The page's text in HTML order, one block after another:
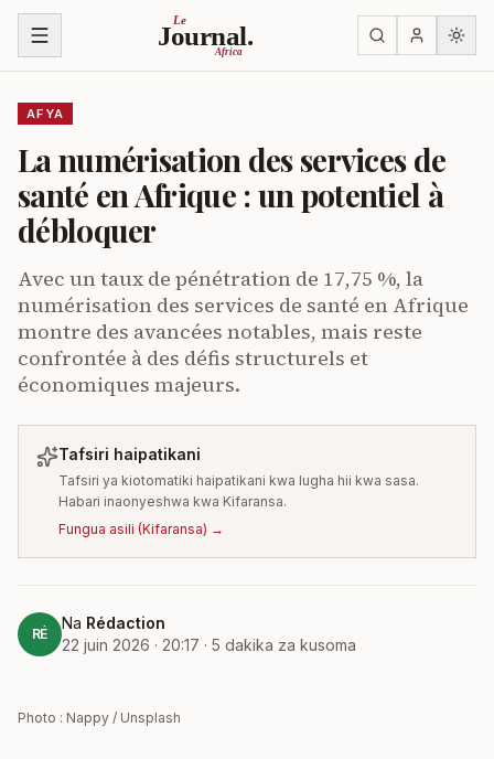
Ruka kwenye yaliyomo
Le
Journal.
Africa
AFYA
La numérisation des services de
santé en Afrique : un potentiel à
débloquer
Avec un taux de pénétration de 17,75 %, la
numérisation des services de santé en Afrique
montre des avancées notables, mais reste
confrontée à des défis structurels et
économiques majeurs.
Tafsiri haipatikani
Tafsiri ya kiotomatiki haipatikani kwa lugha hii kwa sasa.
Habari inaonyeshwa kwa Kifaransa.
Fungua asili (Kifaransa) →
RÉ
Na Rédaction
22 juin 2026 · 20:17 · 5 dakika za kusoma
Photo : Nappy / Unsplash